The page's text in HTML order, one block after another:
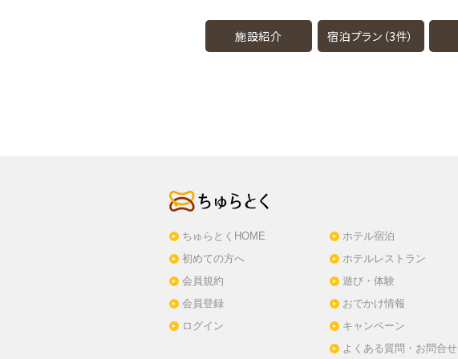
施設紹介 宿泊プラン（3件）
ちゅらとくHOME
初めての方へ
会員規約
会員登録
ログイン
ホテル宿泊
ホテルレストラン
遊び・体験
おでかけ情報
キャンペーン
よくある質問・お問合せ